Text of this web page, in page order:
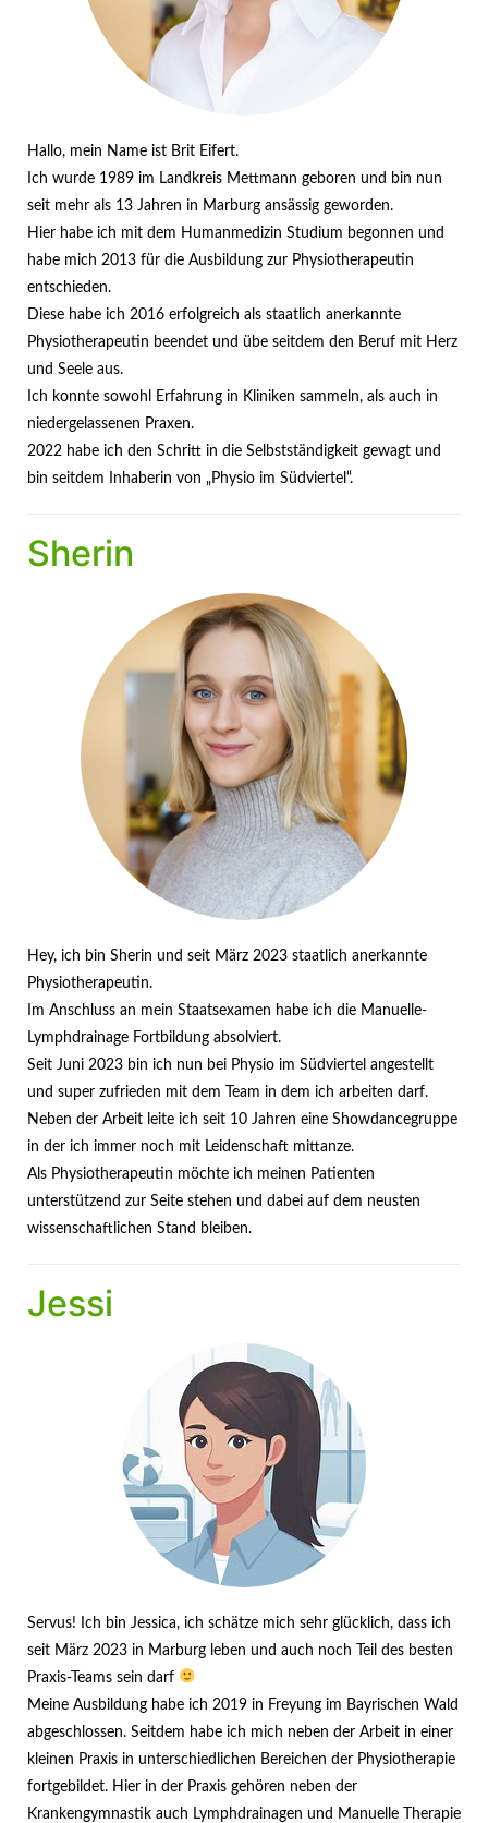
Hallo, mein Name ist Brit Eifert.
Ich wurde 1989 im Landkreis Mettmann geboren und bin nun
seit mehr als 13 Jahren in Marburg ansässig geworden.
Hier habe ich mit dem Humanmedizin Studium begonnen und
habe mich 2013 für die Ausbildung zur Physiotherapeutin
entschieden.
Diese habe ich 2016 erfolgreich als staatlich anerkannte
Physiotherapeutin beendet und übe seitdem den Beruf mit Herz
und Seele aus.
Ich konnte sowohl Erfahrung in Kliniken sammeln, als auch in
niedergelassenen Praxen.
2022 habe ich den Schritt in die Selbstständigkeit gewagt und
bin seitdem Inhaberin von „Physio im Südviertel“.
Sherin
Hey, ich bin Sherin und seit März 2023 staatlich anerkannte
Physiotherapeutin.
Im Anschluss an mein Staatsexamen habe ich die Manuelle-
Lymphdrainage Fortbildung absolviert.
Seit Juni 2023 bin ich nun bei Physio im Südviertel angestellt
und super zufrieden mit dem Team in dem ich arbeiten darf.
Neben der Arbeit leite ich seit 10 Jahren eine Showdancegruppe
in der ich immer noch mit Leidenschaft mittanze.
Als Physiotherapeutin möchte ich meinen Patienten
unterstützend zur Seite stehen und dabei auf dem neusten
wissenschaftlichen Stand bleiben.
Jessi
Servus! Ich bin Jessica, ich schätze mich sehr glücklich, dass ich
seit März 2023 in Marburg leben und auch noch Teil des besten
Praxis-Teams sein darf
Meine Ausbildung habe ich 2019 in Freyung im Bayrischen Wald
abgeschlossen. Seitdem habe ich mich neben der Arbeit in einer
kleinen Praxis in unterschiedlichen Bereichen der Physiotherapie
fortgebildet. Hier in der Praxis gehören neben der
Krankengymnastik auch Lymphdrainagen und Manuelle Therapie